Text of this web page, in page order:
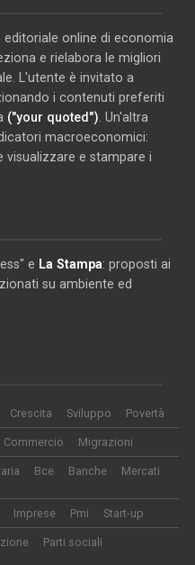
online di economia
e rielabora le migliori
L'utente è invitato a
i contenuti preferiti
("your quoted") . Un'altra
macroeconomici:
visualizzare e stampare i
e La Stampa: proposti ai
su ambiente ed
Crescita Sviluppo Povertà
Commercio Migrazioni
Bce Banche Mercati
Imprese Pmi Start-up
Parti sociali